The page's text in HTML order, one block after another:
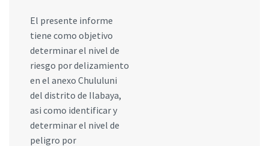
El presente informe
tiene como objetivo
determinar el nivel de
riesgo por delizamiento
en el anexo Chululuni
del distrito de Ilabaya,
asi como identificar y
determinar el nivel de
peligro por